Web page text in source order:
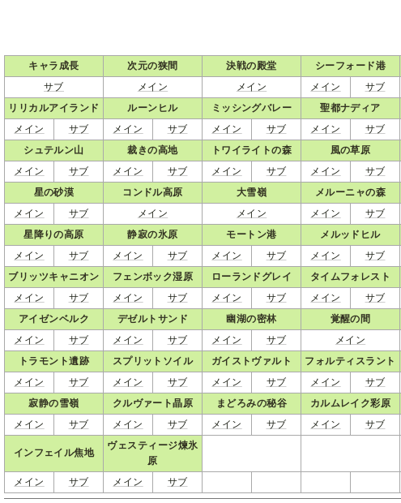
キャラ成長 次元の狭間 決戦の殿堂 シーフォード港
サブ
メイン メイン メイン サブ
リリカルアイランド
ルーンヒル ミッシングバレー 聖都ナディア
メイン
サブ メイン サブ メイン サブ メイン サブ
シュテルン山
裁きの高地 トワイライトの森 風の草原
メイン
サブ メイン サブ メイン サブ メイン サブ
星の砂漠
コンドル高原 大雪嶺 メルーニャの森
メイン
サブ メイン メイン メイン サブ
星降りの高原
静寂の氷原 モートン港 メルッドヒル
メイン
サブ メイン サブ メイン サブ メイン サブ
ブリッツキャニオン
フェンボック湿原 ローランドグレイ タイムフォレスト
メイン
サブ メイン サブ メイン サブ メイン サブ
アイゼンベルク
デゼルトサンド 幽湖の密林 覚醒の間
メイン
サブ メイン サブ メイン サブ メイン
トラモント遺跡
スプリットソイル ガイストヴァルト フォルティスラント
メイン
サブ メイン サブ メイン サブ メイン サブ
寂静の雪嶺
クルヴァート晶原 まどろみの秘谷 カルムレイク彩原
メイン
サブ メイン サブ メイン サブ メイン サブ
インフェイル焦地
ヴェスティージ煉氷
原
メイン
サブ メイン サブ